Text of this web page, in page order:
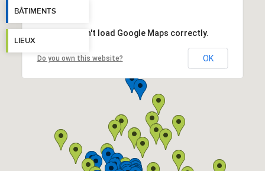
BÂTIMENTS
LIEUX
This page can't load Google Maps correctly.
Do you own this website? OK